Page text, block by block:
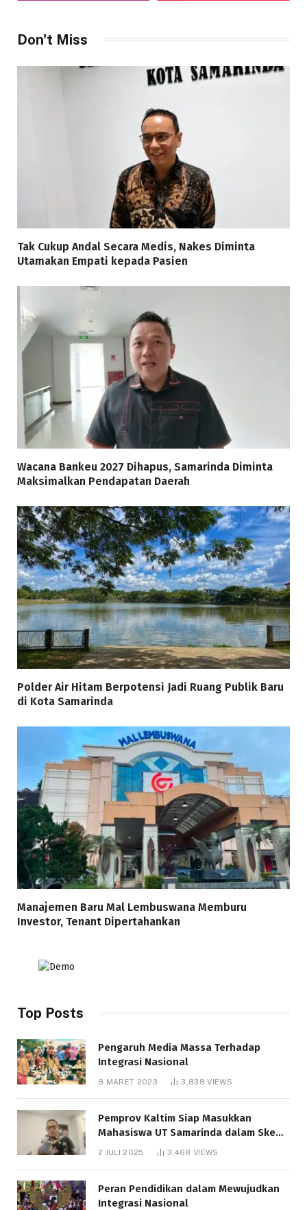
Don't Miss
Tak Cukup Andal Secara Medis, Nakes Diminta
Utamakan Empati kepada Pasien
Wacana Bankeu 2027 Dihapus, Samarinda Diminta
Maksimalkan Pendapatan Daerah
Polder Air Hitam Berpotensi Jadi Ruang Publik Baru
di Kota Samarinda
Manajemen Baru Mal Lembuswana Memburu
Investor, Tenant Dipertahankan
Top Posts
Pengaruh Media Massa Terhadap
Integrasi Nasional
8 MARET 2023 3,838VIEWS
Pemprov Kaltim Siap Masukkan
Mahasiswa UT Samarinda dalam Skema
Bantuan Pendidikan Gratispol
2 JULI 2025 3,468 VIEWS
Peran Pendidikan dalam Mewujudkan
Integrasi Nasional